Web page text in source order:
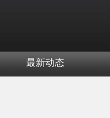
最新动态